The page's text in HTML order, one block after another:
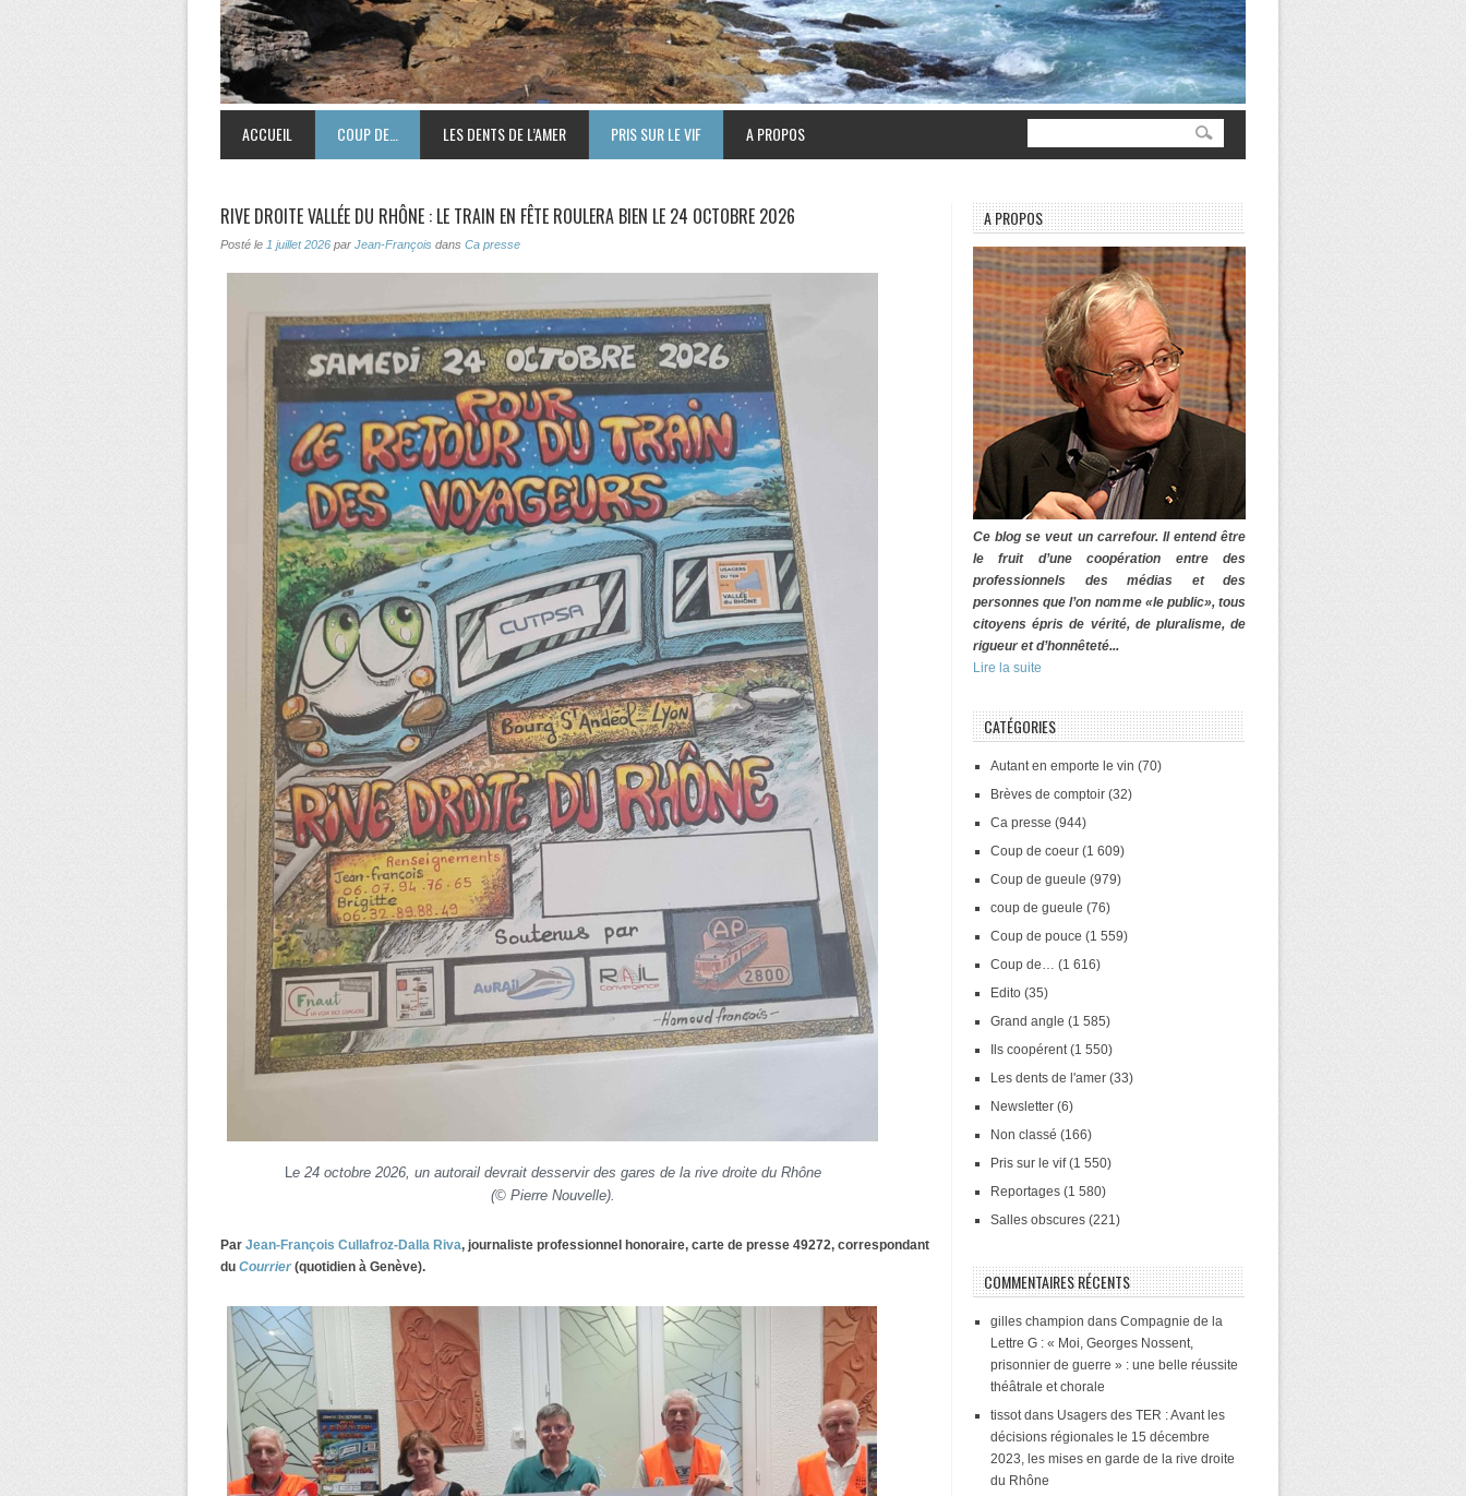
ACCUEIL COUP DE… LES DENTS DE L’AMER PRIS SUR LE VIF A PROPOS
RIVE DROITE VALLÉE DU RHÔNE : LE TRAIN EN FÊTE ROULERA BIEN LE 24 OCTOBRE 2026
Posté le 1 juillet 2026 par Jean-François dans Ca presse
L e 24 octobre 2026, un autorail devrait desservir des gares de la rive droite du Rhône
(© Pierre Nouvelle).
Par Jean-François Cullafroz-Dalla Riva, journaliste professionnel honoraire, carte de presse 49272, correspondant
du Courrier (quotidien à Genève).
A PROPOS
Ce blog se veut un carrefour. Il entend être
le fruit d’une coopération entre des
professionnels des médias et des
personnes que l’on nomme «le public», tous
citoyens épris de vérité, de pluralisme, de
rigueur et d’honnêteté...
Lire la suite
CATÉGORIES
Autant en emporte le vin (70)
Brèves de comptoir (32)
Ca presse (944)
Coup de coeur (1 609)
Coup de gueule (979)
coup de gueule (76)
Coup de pouce (1 559)
Coup de… (1 616)
Edito (35)
Grand angle (1 585)
Ils coopérent(1 550)
Les dents de l'amer (33)
Newsletter (6)
Non classé (166)
Pris sur le vif(1 550)
Reportages (1 580)
Salles obscures (221)
COMMENTAIRES RÉCENTS
gilles champion dans Compagnie de la
Lettre G : « Moi, Georges Nossent,
prisonnier de guerre » : une belle réussite
théâtrale et chorale
tissotdans Usagers des TER : Avant les
décisions régionales le 15 décembre
2023, les mises en garde de la rive droite
du Rhône